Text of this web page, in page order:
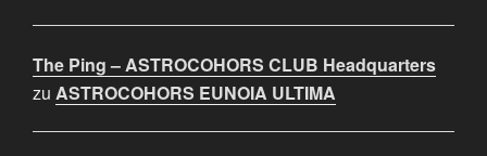
The Ping – ASTROCOHORS CLUB Headquarters
zu ASTROCOHORS EUNOIA ULTIMA